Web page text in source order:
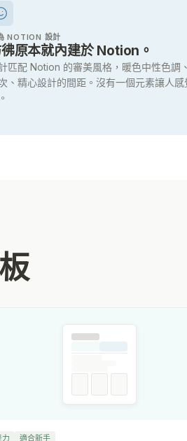
NOTION 設計
原本就內建於 Notion。
匹配 Notion 的審美風格，暖色中性色調
、精心設計的間距。沒有一個元素讓人感
力 適合新手